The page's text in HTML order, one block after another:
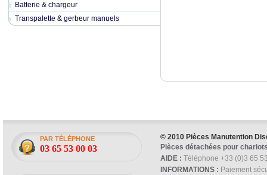
Batterie & chargeur
Transpalette & gerbeur manuels
PAR TÉLÉPHONE
03 65 53 00 03
© 2010 Pièces Manutention
Pièces détachées pour
AIDE : Téléphone +33 (0)3 65
INFORMATIONS : Paiement